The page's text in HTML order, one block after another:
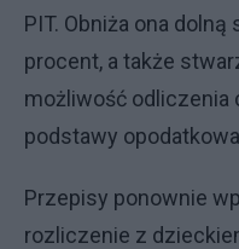
PIT. Obniża ona
procent, a także
możliwość odliczenia
podstawy
Przepisy ponownie
rozliczenie z